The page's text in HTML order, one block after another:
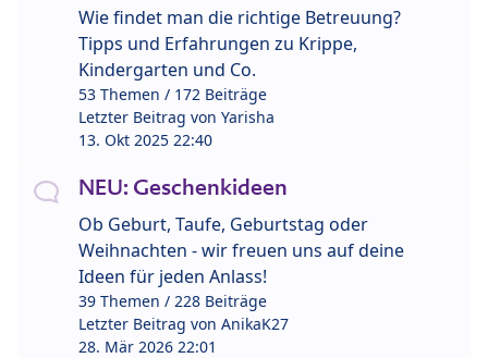
Wie findet man die richtige Betreuung?
Tipps und Erfahrungen zu Krippe,
Kindergarten und Co.
53 Themen / 172 Beiträge
Letzter Beitrag von Yarisha
13. Okt 2025 22:40
NEU: Geschenkideen
Ob Geburt, Taufe, Geburtstag oder
Weihnachten - wir freuen uns auf deine
Ideen für jeden Anlass!
39 Themen / 228 Beiträge
Letzter Beitrag von AnikaK27
28. Mär 2026 22:01